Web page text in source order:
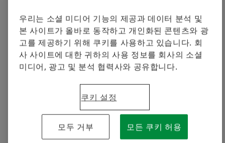
(EVERGREEN)’ 13기 본격 활동… 오는 8월 베
트남서 물 관련 봉사활동 전개
8월 베트남 봉사활동에 앞서 사전 활동 진행 • 정수기 설
치 지원 및 식수 위생 및 물 안전, 기후 인식 교육 봉사 예
2026-05-12 | Seoul
셰플러 그룹, 2026년 순조로운 출발...1분기
우리는 소셜 미디어 기능의 제공과 데이터 분석 및
본 사이트가 올바로 동작하고 개인화된 콘텐츠와 광
고를 제공하기 위해 쿠키를 사용하고 있습니다. 회
사 사이트에 대한 귀하의 사용 정보를 회사의 소셜
미디어, 광고 및 분석 협력사와 공유합니다.
쿠키 설정
모두 거부 모든 쿠키 허용